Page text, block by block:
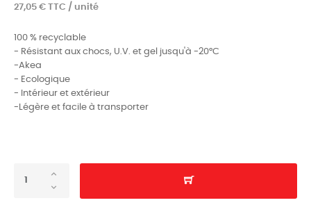
27,05 € TTC / unité
100 % recyclable
- Résistant aux chocs, U.V. et gel jusqu'à -20°C
-Akea
- Ecologique
- Intérieur et extérieur
-Légère et facile à transporter